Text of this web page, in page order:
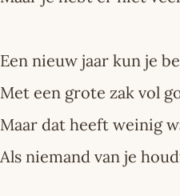
Een nieuw jaar kun je
Met een grote zak vol
Maar dat heeft weinig
Als niemand van je